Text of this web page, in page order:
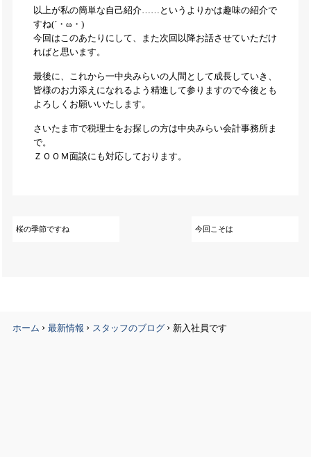
以上が私の簡単な自己紹介……というよりかは趣味の紹介で
すね(´・ω・)
今回はこのあたりにして、また次回以降お話させていただけ
ればと思います。
最後に、これから一中央みらいの人間として成長していき、
皆様のお力添えになれるよう精進して参りますので今後とも
よろしくお願いいたします。
さいたま市で税理士をお探しの方は中央みらい会計事務所ま
で。
ＺＯＯＭ面談にも対応しております。
桜の季節ですね 今回こそは
ホーム › 最新情報 › スタッフのブログ › 新入社員です